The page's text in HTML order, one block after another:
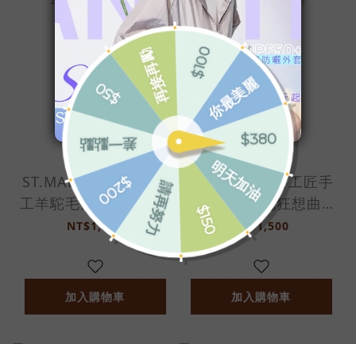
ST.MALO 秘魯工匠手
工羊駝毛紫色狂想曲羊
駝鑰匙圈10cm-
2481UH-煙燻玫瑰
NT$1,500
加入購物車
ST.MALO 秘魯工匠手
工羊駝毛紫色狂想曲羊
駝鑰匙圈10cm-
2481UH-薰衣草粉
NT$1,500
加入購物車